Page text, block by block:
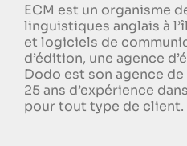
ECM est un organisme
linguistiques anglais à
et logiciels de
d’édition, une agence
Dodo est son agence
25 ans d’expérience
pour tout type de client.